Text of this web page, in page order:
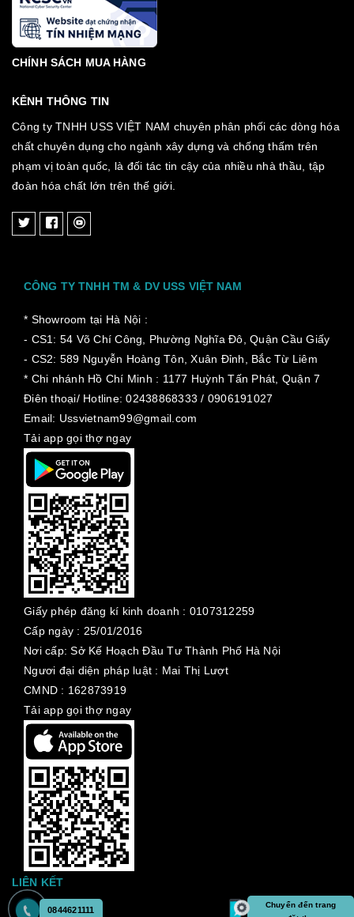
CHÍNH SÁCH MUA HÀNG
KÊNH THÔNG TIN
Công ty TNHH USS VIỆT NAM chuyên phân phối các dòng hóa
chất chuyên dụng cho ngành xây dựng và chống thấm trên
phạm vị toàn quốc, là đối tác tin cậy của nhiều nhà thầu, tập
đoàn hóa chất lớn trên thế giới.
CÔNG TY TNHH TM & DV USS VIỆT NAM
* Showroom tại Hà Nội :
- CS1: 54 Võ Chí Công, Phường Nghĩa Đô, Quận Cầu Giấy
- CS2: 589 Nguyễn Hoàng Tôn, Xuân Đỉnh, Bắc Từ Liêm
* Chi nhánh Hồ Chí Minh : 1177 Huỳnh Tấn Phát, Quận 7
Điên thoại/ Hotline: 02438868333 / 0906191027
Email: Ussvietnam99@gmail.com
Tải app gọi thợ ngay
Giấy phép đăng kí kinh doanh : 0107312259
Cấp ngày : 25/01/2016
Nơi cấp: Sở Kế Hoạch Đầu Tư Thành Phố Hà Nội
Ngươi đại diện pháp luật : Mai Thị Lượt
CMND : 162873919
Tải app gọi thợ ngay
LIÊN KẾT
0844621111
Chuyển đến trang